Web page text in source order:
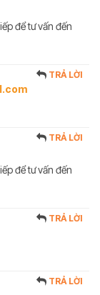
để tư vấn đến
TRẢ LỜI
TRẢ LỜI
để tư vấn đến
TRẢ LỜI
TRẢ LỜI